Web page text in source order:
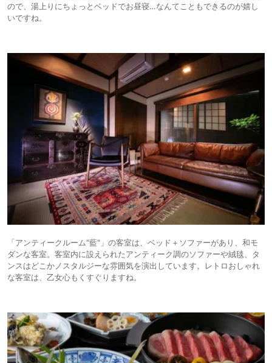
ので、湯上りにちょっとベッドでお昼寝…なんてこともできるのが嬉し
いですね。
「アンティークルーム"藍"」の客室は、ベッド＋ソファーがあり、和モ
ダンな客室。客室内に設えられたアンティーク調のソファーや絨毯、タ
ンスはどこかノスタルジーな雰囲気を演出しています。レトロおしゃれ
な客室は、乙女心もくすぐりますね。